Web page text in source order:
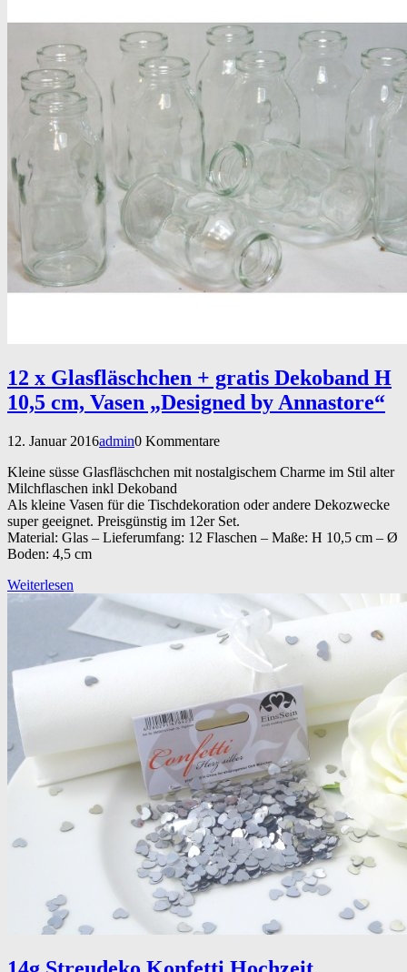
12 x Glasfläschchen + gratis Dekoband H
10,5 cm, Vasen „Designed by Annastore“
12. Januar 2016admin0 Kommentare
Kleine süsse Glasfläschchen mit nostalgischem Charme im Stil alter
Milchflaschen inkl Dekoband
Als kleine Vasen für die Tischdekoration oder andere Dekozwecke
super geeignet. Preisgünstig im 12er Set.
Material: Glas – Lieferumfang: 12 Flaschen – Maße: H 10,5 cm – Ø
Boden: 4,5 cm
Weiterlesen